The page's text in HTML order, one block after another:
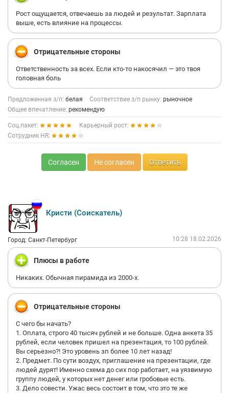
Рост ощущается, отвечаешь за людей и результат. Зарплата
выше, есть влияние на процессы.
Отрицательные стороны
Ответственность за всех. Если кто-то накосячил — это твоя
головная боль
Предложенная з/п: белая Соответствие з/п рынку: рыночное
Общее впечатление: рекомендую
Соц.пакет:
Карьерный рост:
Сотрудник HR:
Согласен Не согласен Ответить
Кристи (Соискатель)
Город: Санкт-Петербург 10:28 18.02.2026
Плюсы в работе
Никаких. Обычная пирамида из 2000-х.
Отрицательные стороны
С чего бы начать?
1. Оплата, строго 40 тысяч рублей и не больше. Одна анкета 35
рублей, если человек пришел на презентация, то 100 рублей.
Вы серьезно?! Это уровень зп более 10 лет назад!
2. Предмет. По сути воздух, приглашение на презентации, где
людей дурят! Именно схема до сих пор работает, на уязвимую
группу людей, у которых нет денег или гробовые есть.
3. Дело совести. Ужас весь состоит в том, что это те же